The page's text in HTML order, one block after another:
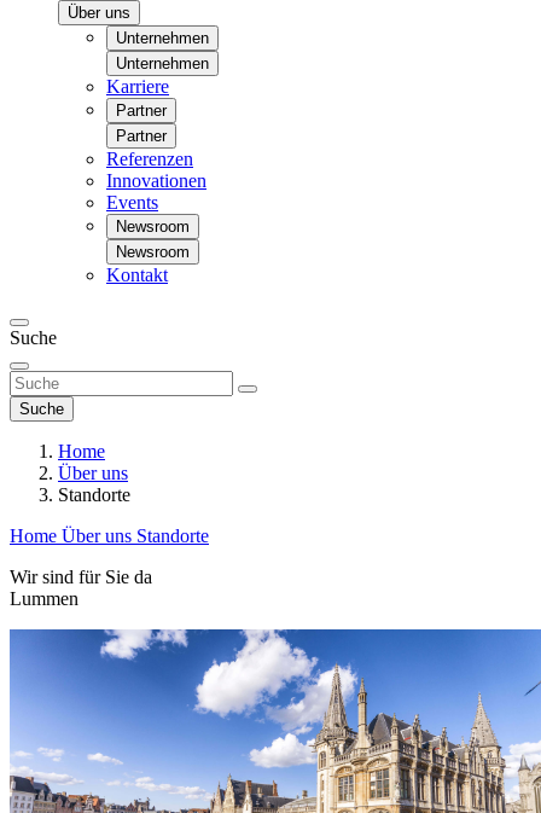
Über uns
Unternehmen
Unternehmen
Karriere
Partner
Partner
Referenzen
Innovationen
Events
Newsroom
Newsroom
Kontakt
Suche
Suche
Home
Über uns
Standorte
Home Über uns Standorte
Wir sind für Sie da
Lummen